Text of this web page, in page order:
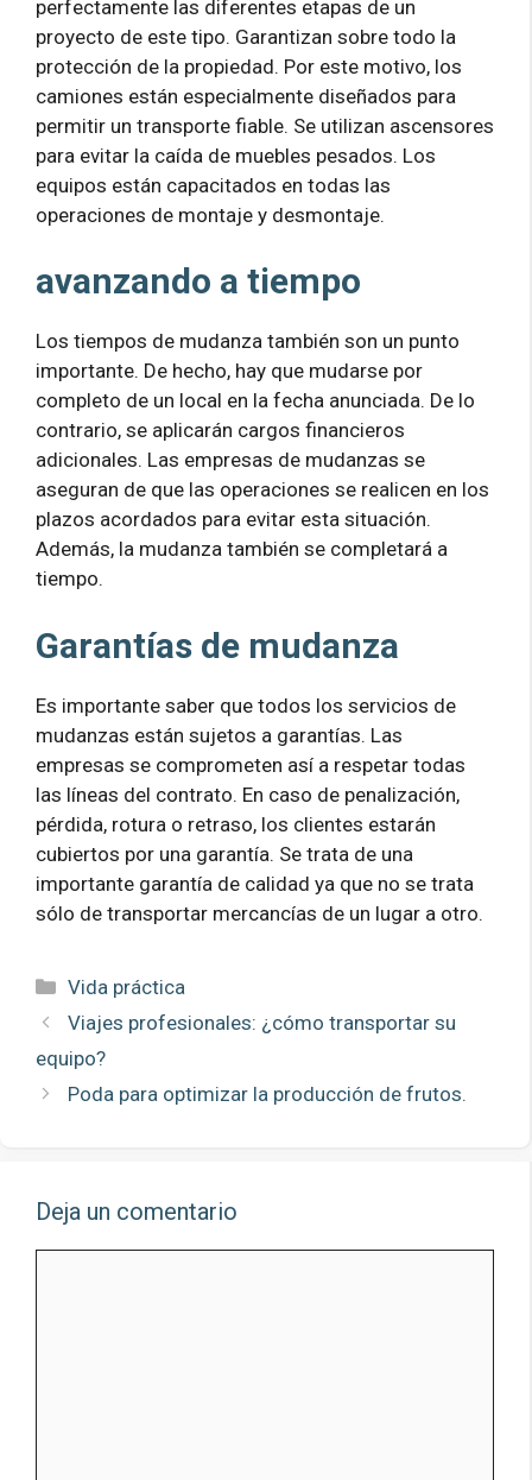
perfectamente las diferentes etapas de un
proyecto de este tipo. Garantizan sobre todo la
protección de la propiedad. Por este motivo, los
camiones están especialmente diseñados para
permitir un transporte fiable. Se utilizan ascensores
para evitar la caída de muebles pesados. Los
equipos están capacitados en todas las
operaciones de montaje y desmontaje.
avanzando a tiempo
Los tiempos de mudanza también son un punto
importante. De hecho, hay que mudarse por
completo de un local en la fecha anunciada. De lo
contrario, se aplicarán cargos financieros
adicionales. Las empresas de mudanzas se
aseguran de que las operaciones se realicen en los
plazos acordados para evitar esta situación.
Además, la mudanza también se completará a
tiempo.
Garantías de mudanza
Es importante saber que todos los servicios de
mudanzas están sujetos a garantías. Las
empresas se comprometen así a respetar todas
las líneas del contrato. En caso de penalización,
pérdida, rotura o retraso, los clientes estarán
cubiertos por una garantía. Se trata de una
importante garantía de calidad ya que no se trata
sólo de transportar mercancías de un lugar a otro.
Categorías
Vida práctica
Viajes profesionales: ¿cómo transportar su
equipo?
Poda para optimizar la producción de frutos.
Deja un comentario